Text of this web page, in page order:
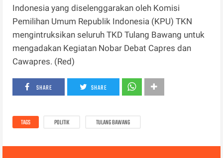
Indonesia yang diselenggarakan oleh Komisi
Pemilihan Umum Republik Indonesia (KPU) TKN
mengintruksikan seluruh TKD Tulang Bawang untuk
mengadakan Kegiatan Nobar Debat Capres dan
Cawapres. (Red)
SHARE SHARE
TAGS POLITIK TULANG BAWANG